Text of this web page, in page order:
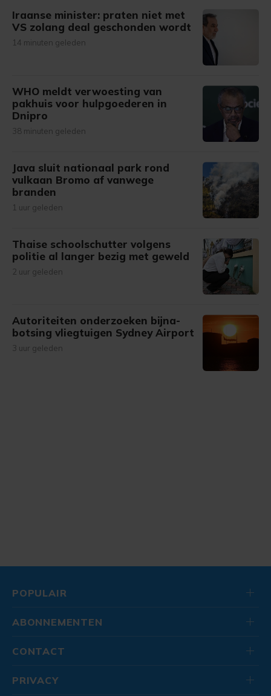
Iraanse minister: praten niet met
VS zolang deal geschonden wordt
14 minuten geleden
WHO meldt verwoesting van
pakhuis voor hulpgoederen in
Dnipro
38 minuten geleden
Java sluit nationaal park rond
vulkaan Bromo af vanwege
branden
1 uur geleden
Thaise schoolschutter volgens
politie al langer bezig met geweld
2 uur geleden
Autoriteiten onderzoeken bijna-
botsing vliegtuigen Sydney Airport
3 uur geleden
POPULAIR
ABONNEMENTEN
CONTACT
PRIVACY